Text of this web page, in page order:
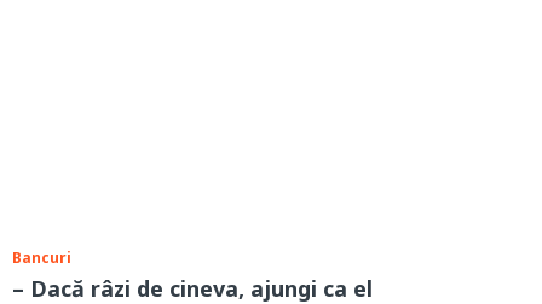
Bancuri
– Dacă râzi de cineva, ajungi ca el